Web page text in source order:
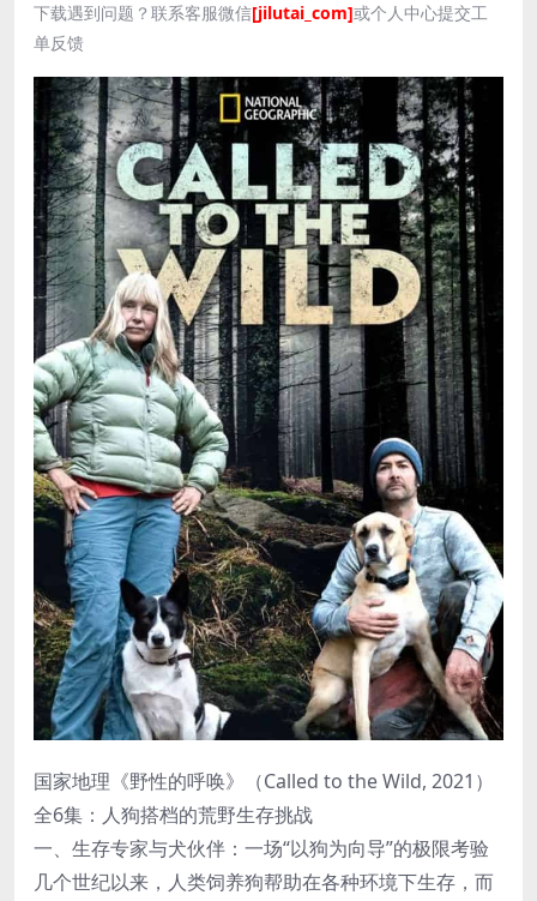
下载遇到问题？联系客服微信[jilutai_com]或个人中心提交工
单反馈
国家地理《野性的呼唤》（Called to the Wild, 2021）
全6集：人狗搭档的荒野生存挑战
一、生存专家与犬伙伴：一场“以狗为向导”的极限考验
几个世纪以来，人类饲养狗帮助在各种环境下生存，而